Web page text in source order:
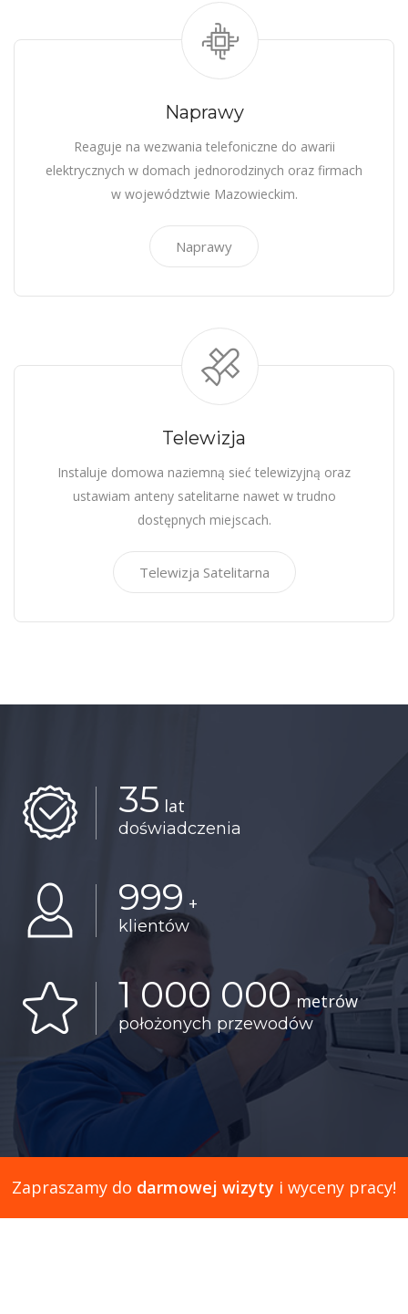
Naprawy
Reaguje na wezwania telefoniczne do awarii
elektrycznych w domach jednorodzinych oraz firmach
w województwie Mazowieckim.
Naprawy
Telewizja
Instaluje domowa naziemną sieć telewizyjną oraz
ustawiam anteny satelitarne nawet w trudno
dostępnych miejscach.
Telewizja Satelitarna
35 lat
doświadczenia
999 +
klientów
1 000 000 metrów
położonych przewodów
Zapraszamy do darmowej wizyty i wyceny pracy!